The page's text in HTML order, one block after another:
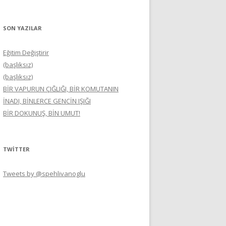
SON YAZILAR
Eğitim Değiştirir
(başlıksız)
(başlıksız)
BİR VAPURUN ÇIĞLIĞI, BİR KOMUTANIN
İNADI, BİNLERCE GENCİN IŞIĞI
BİR DOKUNUŞ, BİN UMUT!
TWITTER
Tweets by @spehlivanoglu